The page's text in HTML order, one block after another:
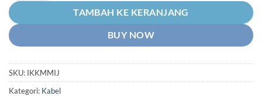
TAMBAH KE KERANJANG
BUY NOW
SKU: IKKMMIJ
Kategori: Kabel